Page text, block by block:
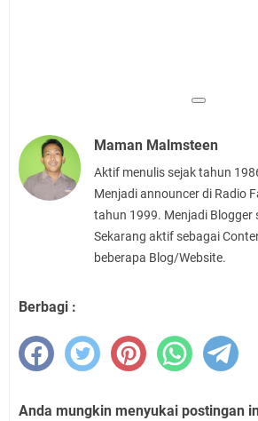
Maman Malmsteen
Aktif menulis sejak tahun
Menjadi announcer di Radio
tahun 1999. Menjadi Blogger
Sekarang aktif sebagai
beberapa Blog/Website.
Berbagi :
Anda mungkin menyukai postingan